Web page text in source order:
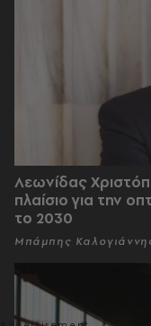
Λεωνίδας
πλαίσιο για την
το 2030
Μπάμπης